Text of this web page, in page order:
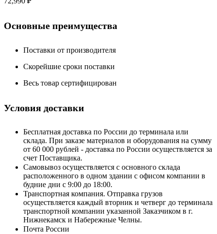
Основные преимущества
Поставки от производителя
Скорейшие сроки поставки
Весь товар сертифицирован
Условия доставки
Бесплатная доставка по России до терминала или
склада. При заказе материалов и оборудования на сумму
от 60 000 рублей - доставка по России осуществляется за
счет Поставщика.
Самовывоз осуществляется с основного склада
расположенного в одном здании с офисом компании в
будние дни с 9:00 до 18:00.
Транспортная компания. Отправка грузов
осуществляется каждый вторник и четверг до терминала
транспортной компании указанной Заказчиком в г.
Нижнекамск и Набережные Челны.
Почта России